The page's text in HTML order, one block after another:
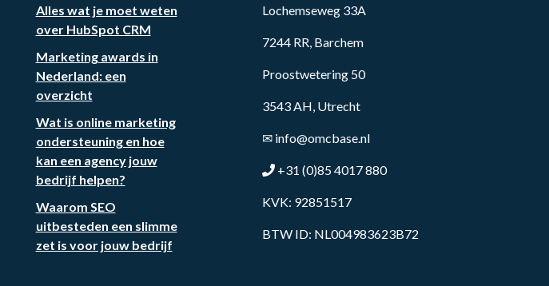
Alles wat je moet weten
over HubSpot CRM
Marketing awards in
Nederland: een
overzicht
Wat is online marketing
ondersteuning en hoe
kan een agency jouw
bedrijf helpen?
Waarom SEO
uitbesteden een slimme
zet is voor jouw bedrijf
Lochemseweg 33A
7244 RR, Barchem
Proostwetering 50
3543 AH, Utrecht
✉ info@omcbase.nl
+31 (0)85 4017 880
KVK: 92851517
BTW ID: NL004983623B72